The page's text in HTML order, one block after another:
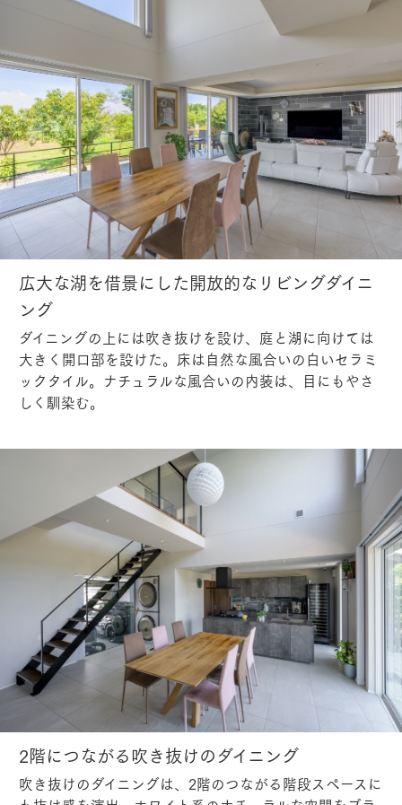
広大な湖を借景にした開放的なリビングダイニ
ング
ダイニングの上には吹き抜けを設け、庭と湖に向けては
大きく開口部を設けた。床は自然な風合いの白いセラミ
ックタイル。ナチュラルな風合いの内装は、目にもやさ
しく馴染む。
2階につながる吹き抜けのダイニング
吹き抜けのダイニングは、2階のつながる階段スペースに